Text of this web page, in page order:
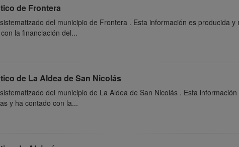
de Frontera
del municipio de Frontera . Esta información es producida
la financiación del...
de La Aldea de San Nicolás
del municipio de La Aldea de San Nicolás . Esta
y ha contado con la...